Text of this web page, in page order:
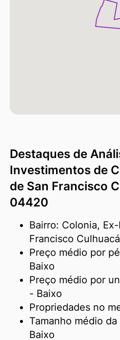
Destaques de
Investimentos de
de San Francisco
04420
Bairro: Colonia,
Francisco
Preço médio por
Baixo
Preço médio por
- Baixo
Propriedades no
Tamanho médio
Baixo